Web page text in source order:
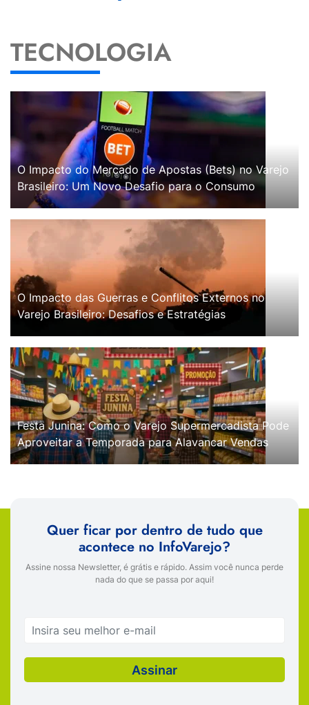
TECNOLOGIA
O Impacto do Mercado de Apostas (Bets) no Varejo
Brasileiro: Um Novo Desafio para o Consumo
O Impacto das Guerras e Conflitos Externos no
Varejo Brasileiro: Desafios e Estratégias
Festa Junina: Como o Varejo Supermercadista Pode
Aproveitar a Temporada para Alavancar Vendas
Quer ficar por dentro de tudo que
acontece no InfoVarejo?
Assine nossa Newsletter, é grátis e rápido. Assim você nunca perde
nada do que se passa por aqui!